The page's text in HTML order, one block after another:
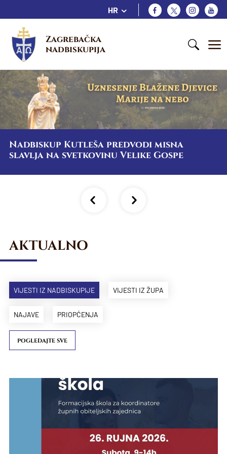
HR
Zagrebačka
nadbiskupija
Nadbiskup Kutleša predvodi misna
slavlja na svetkovinu Velike Gospe
AKTUALNO
VIJESTI IZ NADBISKUPIJE VIJESTI IZ ŽUPA
NAJAVE PRIOPĆENJA
POGLEDAJTE SVE